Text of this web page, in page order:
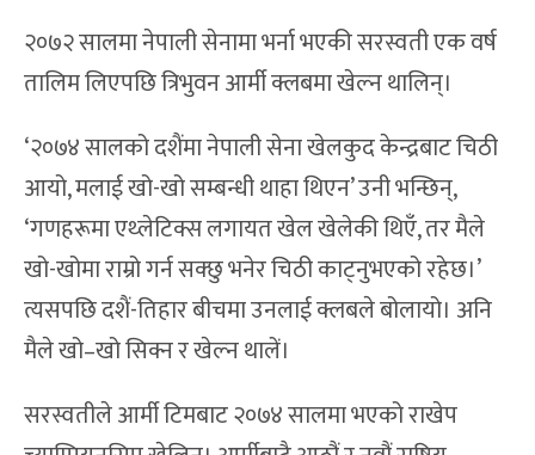
२०७२ सालमा नेपाली सेनामा भर्ना भएकी सरस्वती एक वर्ष
तालिम लिएपछि त्रिभुवन आर्मी क्लबमा खेल्न थालिन्।
‘२०७४ सालको दशैंमा नेपाली सेना खेलकुद केन्द्रबाट चिठी
आयो, मलाई खो-खो सम्बन्धी थाहा थिएन’ उनी भन्छिन्,
‘गणहरूमा एथ्लेटिक्स लगायत खेल खेलेकी थिएँ, तर मैले
खो-खोमा राम्रो गर्न सक्छु भनेर चिठी काट्नुभएको रहेछ।’
त्यसपछि दशैं-तिहार बीचमा उनलाई क्लबले बोलायो। अनि
मैले खो–खो सिक्न र खेल्न थालें।
सरस्वतीले आर्मी टिमबाट २०७४ सालमा भएको राखेप